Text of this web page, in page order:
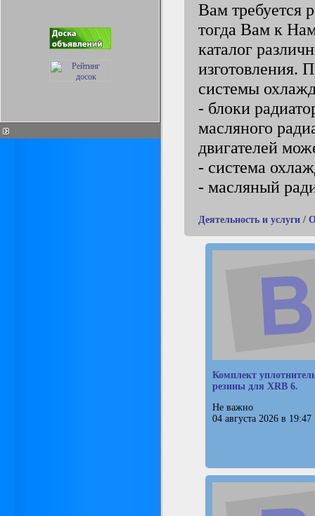
Вам требуется
тогда Вам к
каталог
изготовления.
системы
- блоки
масляного
двигателей
- система
- масляный
Деятельность и услуги /
Комплект
резины для XRB 6.
Не важно
04 августа 2026 в 19:47